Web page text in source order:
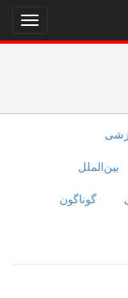
نمایش
منو
بین‌الملل
گوناگون